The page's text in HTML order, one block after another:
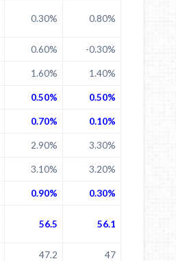
0.30% 0.80%
0.60% -0.30%
1.60% 1.40%
0.50% 0.50%
0.70% 0.10%
2.90% 3.30%
3.10% 3.20%
0.90% 0.30%
56.5 56.1
47.2 47